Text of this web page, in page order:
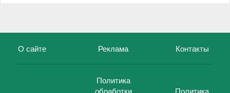
О сайте Реклама Контакты
Политика